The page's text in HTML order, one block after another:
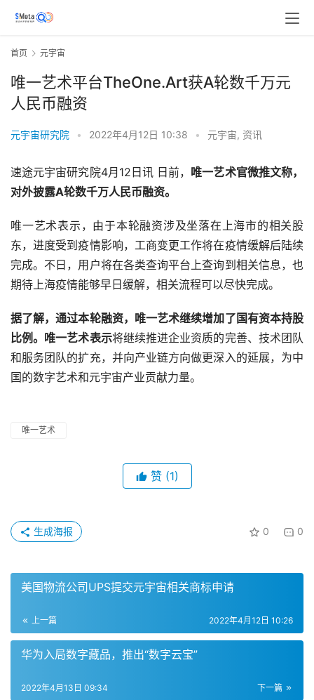
首页 元宇宙
唯一艺术平台TheOne.Art获A轮数千万元
人民币融资
元宇宙研究院 • 2022年4月12日 10:38 • 元宇宙, 资讯
速途元宇宙研究院4月12日讯 日前， 唯一艺术官微推文称，
对外披露A轮数千万人民币融资。
唯一艺术表示，由于本轮融资涉及坐落在上海市的相关股
东，进度受到疫情影响，工商变更工作将在疫情缓解后陆续
完成。不日，用户将在各类查询平台上查询到相关信息，也
期待上海疫情能够早日缓解，相关流程可以尽快完成。
据了解，通过本轮融资，唯一艺术继续增加了国有资本持股
比例。唯一艺术表示将继续推进企业资质的完善、技术团队
和服务团队的扩充，并向产业链方向做更深入的延展，为中
国的数字艺术和元宇宙产业贡献力量。
唯一艺术
赞 (1)
0 0
生成海报
美国物流公司UPS提交元宇宙相关商标申请
上一篇 2022年4月12日 10:26
华为入局数字藏品，推出“数字云宝”
下一篇
2022年4月13日 09:34